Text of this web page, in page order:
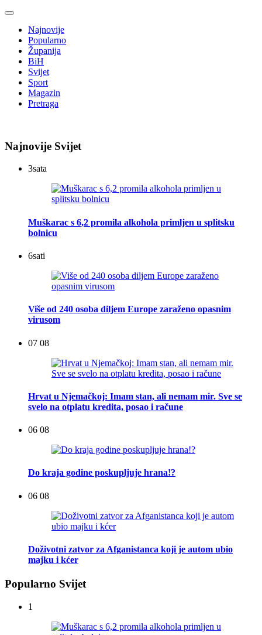
Najnovije
Popularno
Županija
BiH
Svijet
Sport
Magazin
Pretraga
Najnovije Svijet
3sata
Muškarac s 6,2 promila alkohola primljen u splitsku
bolnicu
6sati
Više od 240 osoba diljem Europe zaraženo opasnim
virusom
07 08
Hrvat u Njemačkoj: Imam stan, ali nemam mir. Sve se
svelo na otplatu kredita, posao i račune
06 08
Do kraja godine poskupljuje hrana!?
06 08
Doživotni zatvor za Afganistanca koji je autom ubio
majku i kćer
Popularno Svijet
1